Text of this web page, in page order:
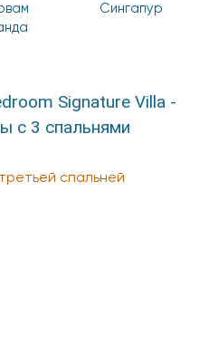
Сингапур
Signature Villa -
с 3 спальнями
спальней